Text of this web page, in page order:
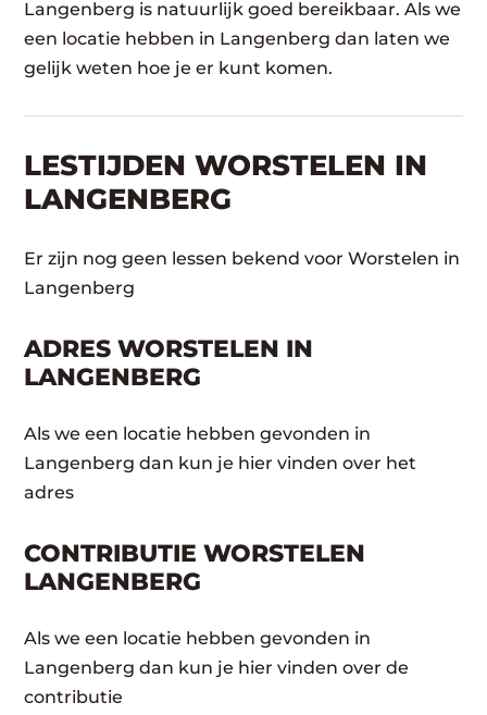
Langenberg is natuurlijk goed bereikbaar. Als we
een locatie hebben in Langenberg dan laten we
gelijk weten hoe je er kunt komen.
LESTIJDEN WORSTELEN IN
LANGENBERG
Er zijn nog geen lessen bekend voor Worstelen in
Langenberg
ADRES WORSTELEN IN
LANGENBERG
Als we een locatie hebben gevonden in
Langenberg dan kun je hier vinden over het
adres
CONTRIBUTIE WORSTELEN
LANGENBERG
Als we een locatie hebben gevonden in
Langenberg dan kun je hier vinden over de
contributie